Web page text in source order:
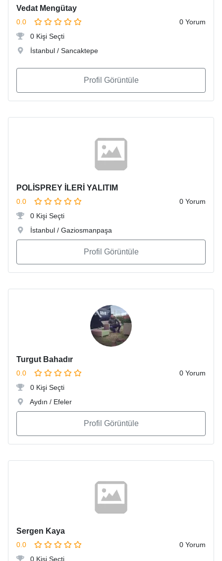
Vedat Mengütay
0.0
0 Yorum
0 Kişi Seçti
İstanbul / Sancaktepe
Profil Görüntüle
POLİSPREY İLERİ YALITIM
0.0
0 Yorum
0 Kişi Seçti
İstanbul / Gaziosmanpaşa
Profil Görüntüle
Turgut Bahadır
0.0
0 Yorum
0 Kişi Seçti
Aydın / Efeler
Profil Görüntüle
Sergen Kaya
0.0
0 Yorum
0 Kişi Seçti